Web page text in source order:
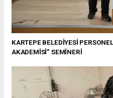
KARTEPE BELEDİYESİ
AKADEMİSİ” SEMİNERİ